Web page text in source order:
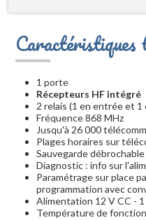
Caractéristiques
1 porte
Récepteurs HF intégré
2 relais (1 en entrée et 1
Fréquence 868 MHz
Jusqu'à 26 000
Plages horaires sur
Sauvegarde débrochable
Diagnostic : info sur
Paramétrage sur place
programmation avec
Alimentation 12 V CC -
Température de